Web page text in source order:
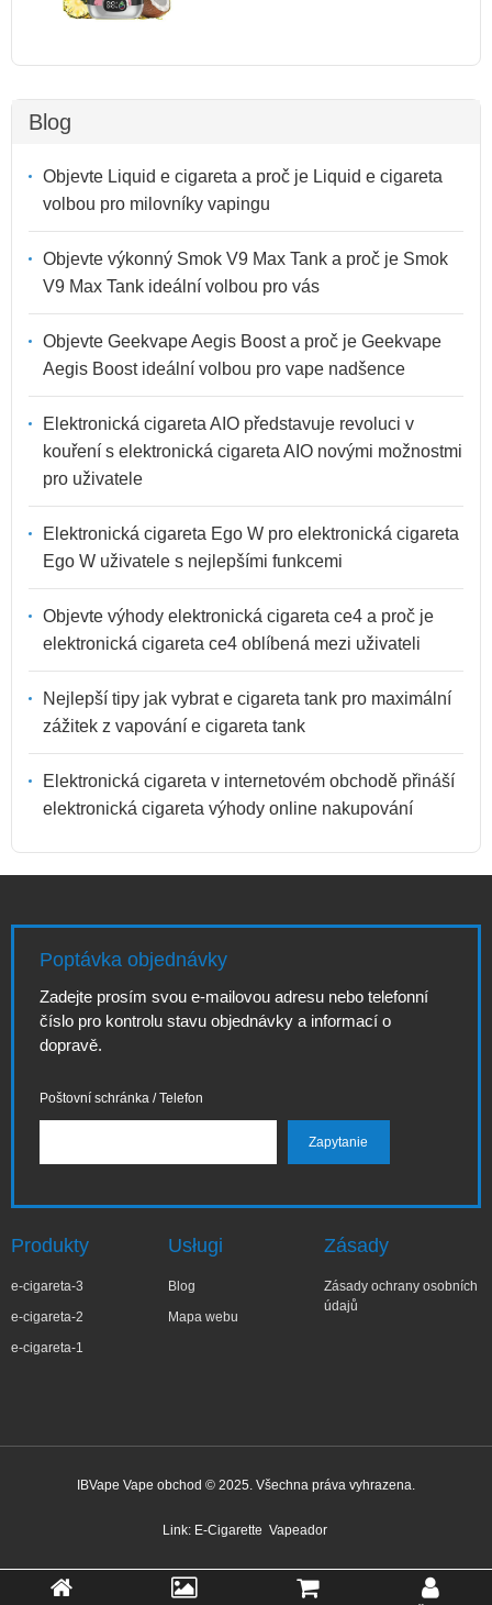
Blog
Objevte Liquid e cigareta a proč je Liquid e cigareta
volbou pro milovníky vapingu
Objevte výkonný Smok V9 Max Tank a proč je Smok
V9 Max Tank ideální volbou pro vás
Objevte Geekvape Aegis Boost a proč je Geekvape
Aegis Boost ideální volbou pro vape nadšence
Elektronická cigareta AIO představuje revoluci v
kouření s elektronická cigareta AIO novými možnostmi
pro uživatele
Elektronická cigareta Ego W pro elektronická cigareta
Ego W uživatele s nejlepšími funkcemi
Objevte výhody elektronická cigareta ce4 a proč je
elektronická cigareta ce4 oblíbená mezi uživateli
Nejlepší tipy jak vybrat e cigareta tank pro maximální
zážitek z vapování e cigareta tank
Elektronická cigareta v internetovém obchodě přináší
elektronická cigareta výhody online nakupování
Poptávka objednávky
Zadejte prosím svou e-mailovou adresu nebo telefonní
číslo pro kontrolu stavu objednávky a informací o
dopravě.
Poštovní schránka / Telefon
Produkty
e-cigareta-3
e-cigareta-2
e-cigareta-1
Usługi
Blog
Mapa webu
Zásady
Zásady ochrany osobních
údajů
IBVape Vape obchod © 2025. Všechna práva vyhrazena.
Link: E-Cigarette Vapeador
✕
Su**Gghj
Před 2 hodinou